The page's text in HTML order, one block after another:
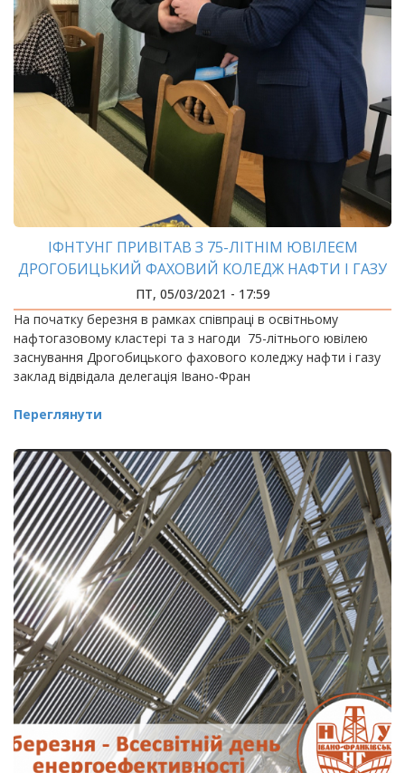
ІФНТУНГ ПРИВІТАВ З 75-ЛІТНІМ ЮВІЛЕЄМ
ДРОГОБИЦЬКИЙ ФАХОВИЙ КОЛЕДЖ НАФТИ І ГАЗУ
ПТ, 05/03/2021 - 17:59
На початку березня в рамках співпраці в освітньому
нафтогазовому кластері та з нагоди 75-літнього ювілею
заснування Дрогобицького фахового коледжу нафти і газу
заклад відвідала делегація Івано-Фран
Переглянути